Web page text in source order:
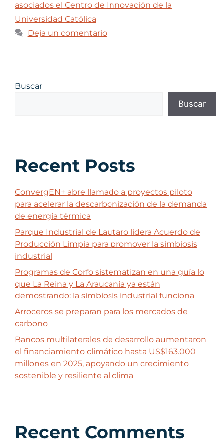
asociados el Centro de Innovación de la
Universidad Católica
Deja un comentario
Buscar
Buscar
Recent Posts
ConvergEN+ abre llamado a proyectos piloto
para acelerar la descarbonización de la demanda
de energía térmica
Parque Industrial de Lautaro lidera Acuerdo de
Producción Limpia para promover la simbiosis
industrial
Programas de Corfo sistematizan en una guía lo
que La Reina y La Araucanía ya están
demostrando: la simbiosis industrial funciona
Arroceros se preparan para los mercados de
carbono
Bancos multilaterales de desarrollo aumentaron
el financiamiento climático hasta US$163.000
millones en 2025, apoyando un crecimiento
sostenible y resiliente al clima
Recent Comments